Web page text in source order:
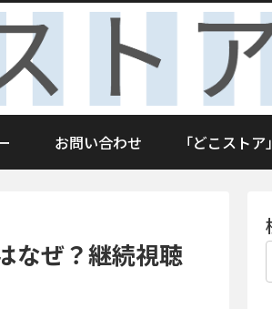
お問い合わせ 「どこスト
なぜ？継続視聴